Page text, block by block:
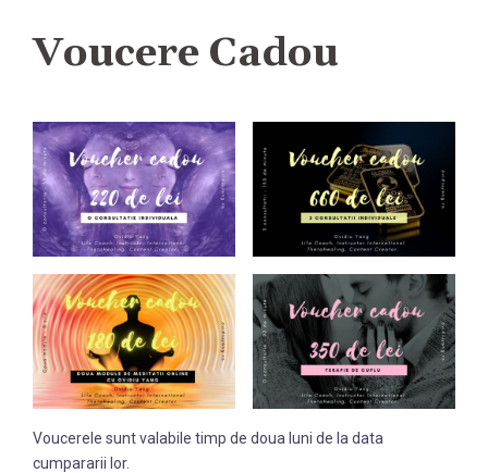
Voucere Cadou
Voucerele sunt valabile timp de doua luni de la data
cumpararii lor.